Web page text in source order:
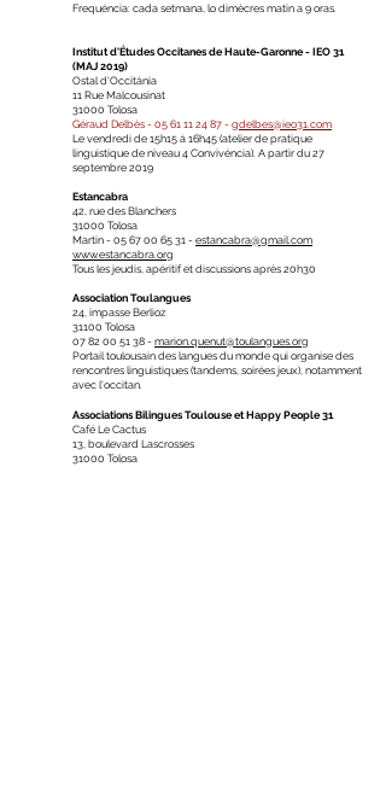
Frequéncia: cada setmana, lo dimècres matin a 9 oras.
Institut d'Études Occitanes de Haute-Garonne - IEO 31
(MAJ 2019)
Ostal d'Occitània
11 Rue Malcousinat
31000 Tolosa
Géraud Delbès - 05 61 11 24 87 - gdelbes@ieo31.com
Le vendredi de 15h15 à 16h45 (atelier de pratique
linguistique de niveau 4 Convivéncia). A partir du 27
septembre 2019
Estancabra
42, rue des Blanchers
31000 Tolosa
Martin - 05 67 00 65 31 - estancabra@gmail.com
www.estancabra.org
Tous les jeudis, apéritif et discussions après 20h30
Association Toulangues
24, impasse Berlioz
31100 Tolosa
07 82 00 51 38 - marion.quenut@toulangues.org
Portail toulousain des langues du monde qui organise des
rencontres linguistiques (tandems, soirées jeux), notamment
avec l'occitan.
Associations Bilingues Toulouse et Happy People 31
Café Le Cactus
13, boulevard Lascrosses
31000 Tolosa